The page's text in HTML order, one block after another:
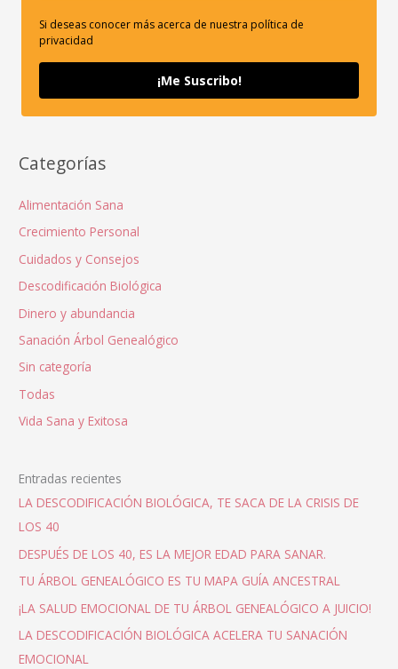
Si deseas conocer más acerca de nuestra política de
privacidad
¡Me Suscribo!
Categorías
Alimentación Sana
Crecimiento Personal
Cuidados y Consejos
Descodificación Biológica
Dinero y abundancia
Sanación Árbol Genealógico
Sin categoría
Todas
Vida Sana y Exitosa
Entradas recientes
LA DESCODIFICACIÓN BIOLÓGICA, TE SACA DE LA CRISIS DE
LOS 40
DESPUÉS DE LOS 40, ES LA MEJOR EDAD PARA SANAR.
TU ÁRBOL GENEALÓGICO ES TU MAPA GUÍA ANCESTRAL
¡LA SALUD EMOCIONAL DE TU ÁRBOL GENEALÓGICO A JUICIO!
LA DESCODIFICACIÓN BIOLÓGICA ACELERA TU SANACIÓN
EMOCIONAL